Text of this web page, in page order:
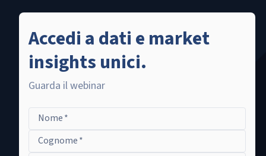
Accedi a dati e market
insights unici.
Guarda il webinar
Nome*
Cognome*